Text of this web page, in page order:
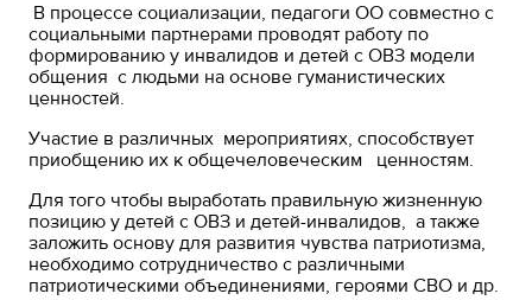
В процессе социализации, педагоги ОО совместно с
социальными партнерами проводят работу по
формированию у инвалидов и детей с ОВЗ модели
общения с людьми на основе гуманистических
ценностей.
Участие в различных мероприятиях, способствует
приобщению их к общечеловеческим ценностям.
Для того чтобы выработать правильную жизненную
позицию у детей с ОВЗ и детей-инвалидов, а также
заложить основу для развития чувства патриотизма,
необходимо сотрудничество с различными
патриотическими объединениями, героями СВО и др.